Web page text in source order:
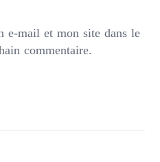
e-mail et mon site dans le
commentaire.